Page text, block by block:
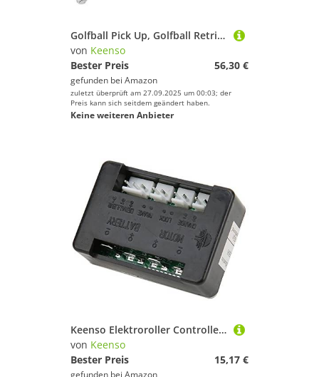
Golfball Pick Up, Golfball Retriever Klauenbälle aus Aluminiumlegierung Grabber Retriever Golfer Tackle Zubehör Klaue(5 Sections)
von Keenso
Bester Preis
56,30 €
gefunden bei Amazon
zuletzt überprüft am 27.09.2025 um 00:03; der
Preis kann sich seitdem geändert haben.
Keine weiteren Anbieter
Keenso Elektroroller Controller, Elektroroller 24V 100W Controller Ersatzzubehör Motor Parameter Programmierbar Steuergeräte
von Keenso
Bester Preis
15,17 €
gefunden bei Amazon